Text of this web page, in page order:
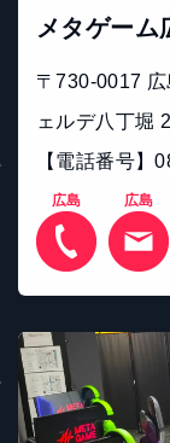
メタゲーム
〒730-0017
ェルデ八丁堀
【電話番号】
広島 広島